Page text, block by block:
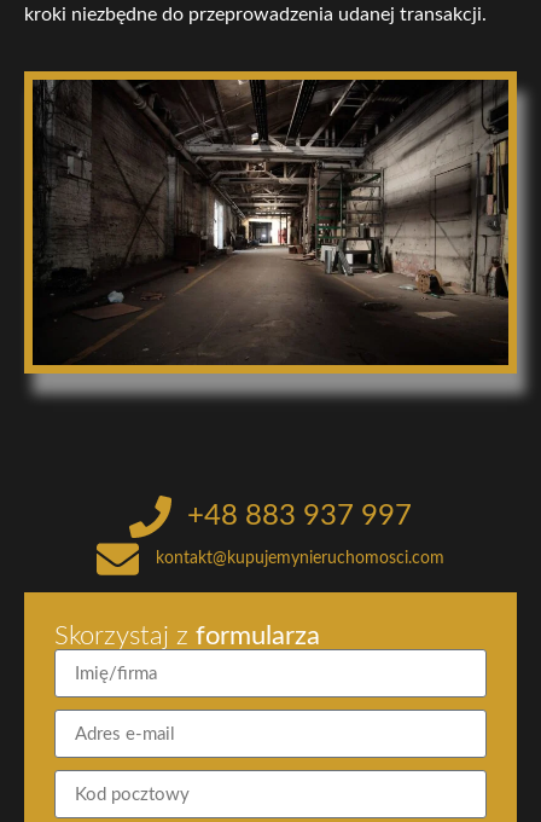
kroki niezbędne do przeprowadzenia udanej transakcji.
+48 883 937 997
kontakt@kupujemynieruchomosci.com
Skorzystaj z formularza